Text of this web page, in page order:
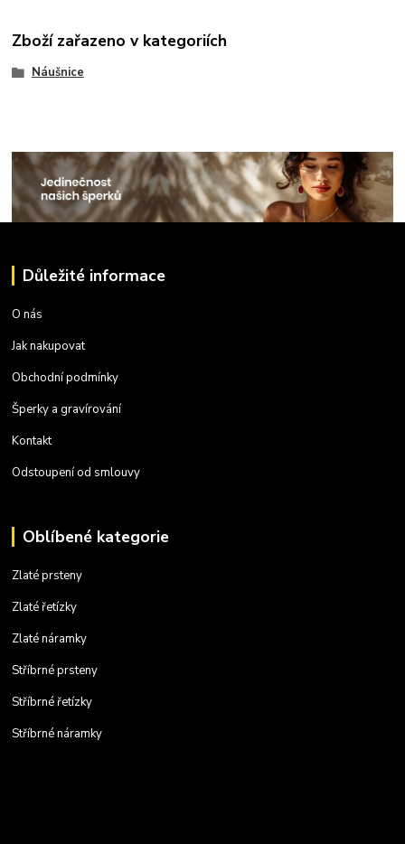
Zboží zařazeno v kategoriích
Náušnice
Důležité informace
O nás
Jak nakupovat
Obchodní podmínky
Šperky a gravírování
Kontakt
Odstoupení od smlouvy
Oblíbené kategorie
Zlaté prsteny
Zlaté řetízky
Zlaté náramky
Stříbrné prsteny
Stříbrné řetízky
Stříbrné náramky